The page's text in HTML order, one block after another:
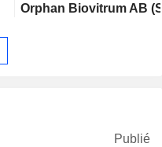
Orphan Biovitrum AB
Publié